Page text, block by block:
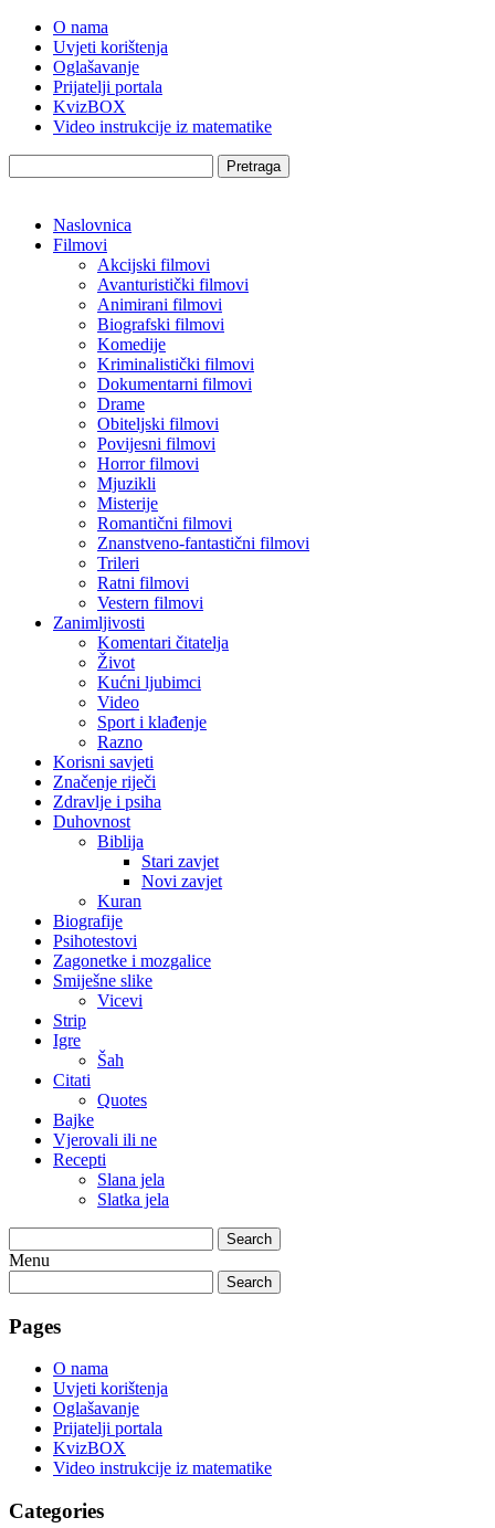
O nama
Uvjeti korištenja
Oglašavanje
Prijatelji portala
KvizBOX
Video instrukcije iz matematike
Pretraga
Naslovnica
Filmovi
Akcijski filmovi
Avanturistički filmovi
Animirani filmovi
Biografski filmovi
Komedije
Kriminalistički filmovi
Dokumentarni filmovi
Drame
Obiteljski filmovi
Povijesni filmovi
Horror filmovi
Mjuzikli
Misterije
Romantični filmovi
Znanstveno-fantastični filmovi
Trileri
Ratni filmovi
Vestern filmovi
Zanimljivosti
Komentari čitatelja
Život
Kućni ljubimci
Video
Sport i klađenje
Razno
Korisni savjeti
Značenje riječi
Zdravlje i psiha
Duhovnost
Biblija
Stari zavjet
Novi zavjet
Kuran
Biografije
Psihotestovi
Zagonetke i mozgalice
Smiješne slike
Vicevi
Strip
Igre
Šah
Citati
Quotes
Bajke
Vjerovali ili ne
Recepti
Slana jela
Slatka jela
Search
Menu
Search
Pages
O nama
Uvjeti korištenja
Oglašavanje
Prijatelji portala
KvizBOX
Video instrukcije iz matematike
Categories